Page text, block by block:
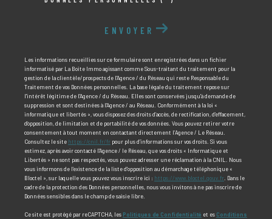
ENVOYER
Les informations recueillies sur ce formulaire sont enregistrées dans un fichier
informatisé par La Boite Immo agissant comme Sous-traitant du traitement pour la
gestion de la clientèle/prospects de l'Agence / du Réseau qui reste Responsable du
Traitement de vos Données personnelles. La base légale du traitement repose sur
l'intérêt légitime de l'Agence / du Réseau. Elles sont conservées jusqu'à demande de
suppression et sont destinées à l'Agence / au Réseau. Conformément à la loi «
informatique et libertés », vous disposez des droits d’accès, de rectification, d’effacement,
d’opposition, de limitation et de portabilité de vos données. Vous pouvez retirer votre
consentement à tout moment en contactant directement l’Agence / Le Réseau.
Consultez le site https://cnil.fr/fr pour plus d’informations sur vos droits. Si vous
estimez, après avoir contacté l'Agence / le Réseau, que vos droits « Informatique et
Libertés » ne sont pas respectés, vous pouvez adresser une réclamation à la CNIL. Nous
vous informons de l’existence de la liste d'opposition au démarchage téléphonique «
Bloctel », sur laquelle vous pouvez vous inscrire ici : https://www.bloctel.gouv.fr . Dans le
cadre de la protection des Données personnelles, nous vous invitons à ne pas inscrire de
Données sensibles dans le champ de saisie libre.
Ce site est protégé par reCAPTCHA, les Politiques de Confidentialité et es Conditions